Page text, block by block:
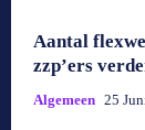
Aantal
zzp’ers
Algemeen 25